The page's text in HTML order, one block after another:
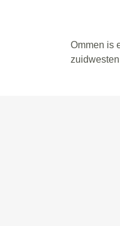
Ommen is